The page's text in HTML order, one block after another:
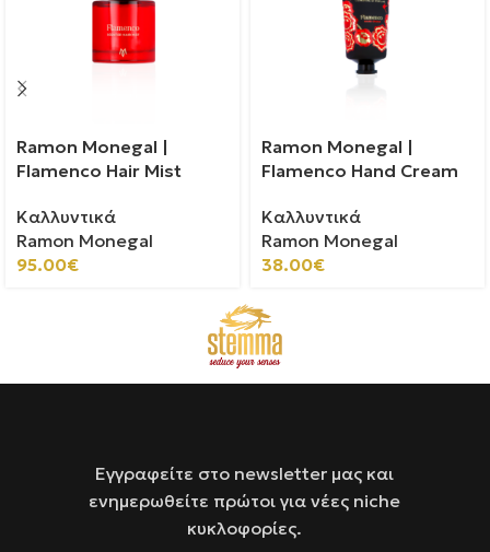
Ramon Monegal |
Flamenco Hair Mist
Καλλυντικά
Ramon Monegal
95.00€
Ramon Monegal |
Flamenco Hand Cream
Καλλυντικά
Ramon Monegal
38.00€
Εγγραφείτε στο newsletter μας και
ενημερωθείτε πρώτοι για νέες niche
κυκλοφορίες.